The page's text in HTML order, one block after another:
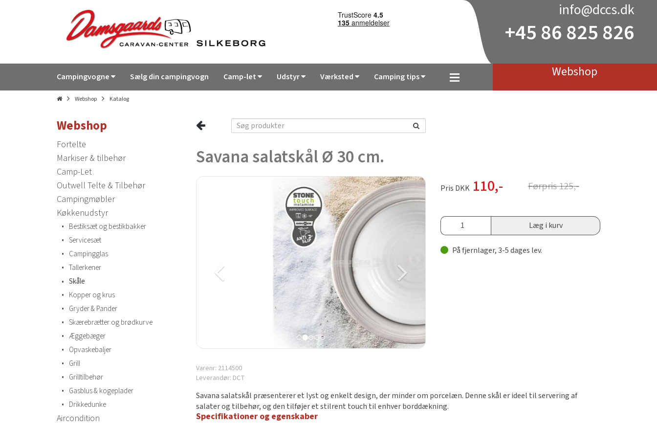
info@dccs.dk
+45 86 825 826
Campingvogne Sælg din campingvogn Camp-let Udstyr Værksted Camping tips Webshop
Webshop Katalog
Webshop
Fortelte
Markiser & tilbehør
Camp-Let
Outwell Telte & Tilbehør
Campingmøbler
Køkkenudstyr
• Bestiksæt og bestikbakker
• Servicesæt
• Campingglas
• Tallerkener
• Skåle
• Kopper og krus
• Gryder & Pander
• Skærebrætter og brødkurve
• Æggebæger
• Opvaskebaljer
• Grill
• Grilltilbehør
• Gasblus & kogeplader
• Drikkedunke
Aircondition
Savana salatskål Ø 30 cm.
Pris DKK 110,- Førpris125,-
Læg i kurv
På fjernlager, 3-5 dages lev.
Varenr: 2114500
Leverandør: DCT
Savana salatskål præsenterer et lyst og enkelt design, der minder om porcelæn. Denne skål er ideel til servering af
salater og tilbehør, og den tilføjer et stilrent touch til enhver borddækning.
Specifikationer og egenskaber